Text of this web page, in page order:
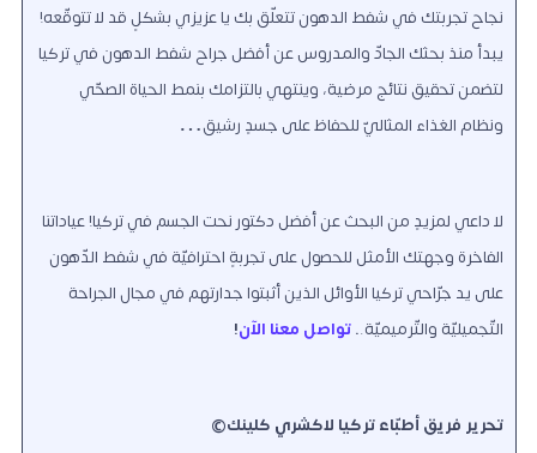
نجاح تجربتك في شفط الدهون تتعلّق بك يا عزيزي بشكلٍ قد لا تتوقّعه!
يبدأ منذ بحثك الجادّ والمدروس عن أفضل جراح شفط الدهون في تركيا
لتضمن تحقيق نتائج مرضية، وينتهي بالتزامك بنمط الحياة الصحّي
ونظام الغذاء المثاليّ للحفاظ على جسدٍ رشيق…
لا داعي لمزيدٍ من البحث عن أفضل دكتور نحت الجسم في تركيا! عياداتنا
الفاخرة وجهتك الأمثل للحصول على تجربةٍ احترافيّة في شفط الدّهون
على يد جرّاحي تركيا الأوائل الذين أثبتوا جدارتهم في مجال الجراحة
التّجميليّة والتّرميميّة..تواصل معنا الآن!
تحرير فريق أطبّاء تركيا لاكشري كلينك©️